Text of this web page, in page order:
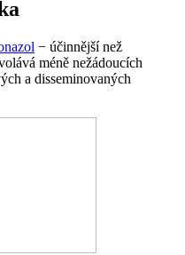
− účinnější než
méně nežádoucích
a disseminovaných